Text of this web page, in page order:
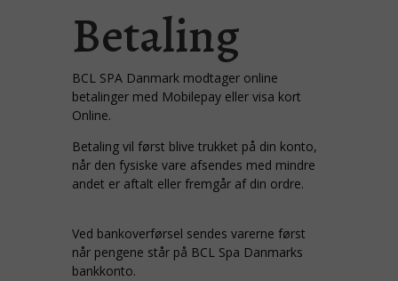
Betaling
BCL SPA Danmark modtager online
betalinger med Mobilepay eller visa kort
Online.
Betaling vil først blive trukket på din konto,
når den fysiske vare afsendes med mindre
andet er aftalt eller fremgår af din ordre.
Ved bankoverførsel sendes varerne først
når pengene står på BCL Spa Danmarks
bankkonto.